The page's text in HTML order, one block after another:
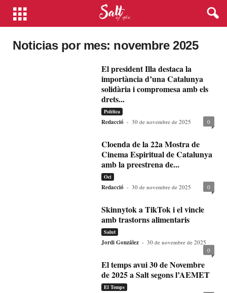
Noticias por mes: novembre 2025
El president Illa destaca la
importància d’una Catalunya
solidària i compromesa amb els
drets...
Política
Redacció - 30 de novembre de 2025 0
Cloenda de la 22a Mostra de
Cinema Espiritual de Catalunya
amb la preestrena de...
Oci
Redacció - 30 de novembre de 2025 0
Skinnytok a TikTok i el vincle
amb trastorns alimentaris
Salut
Jordi González - 30 de novembre de 2025
0
El temps avui 30 de Novembre
de 2025 a Salt segons l’AEMET
El Temps